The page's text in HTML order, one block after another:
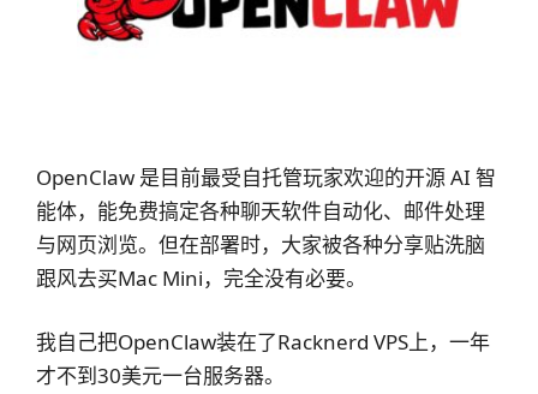
OpenClaw 是目前最受自托管玩家欢迎的开源 AI 智
能体，能免费搞定各种聊天软件自动化、邮件处理
与网页浏览。但在部署时，大家被各种分享贴洗脑
跟风去买Mac Mini，完全没有必要。
我自己把OpenClaw装在了Racknerd VPS上，一年
才不到30美元一台服务器。